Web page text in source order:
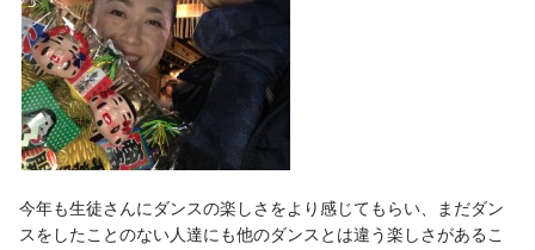
今年も生徒さんにダンスの楽しさをより感じてもらい、まだダン
スをしたことのない人達にも他のダンスとは違う楽しさがあるこ